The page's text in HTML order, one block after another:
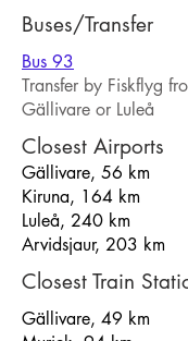
Buses/Transfer
Bus 93
Transfer by Fiskflyg
Gällivare or Luleå
Closest Airports
Gällivare, 56 km
Kiruna, 164 km
Luleå, 240 km
Arvidsjaur, 203 km
Closest Train
Gällivare, 49 km